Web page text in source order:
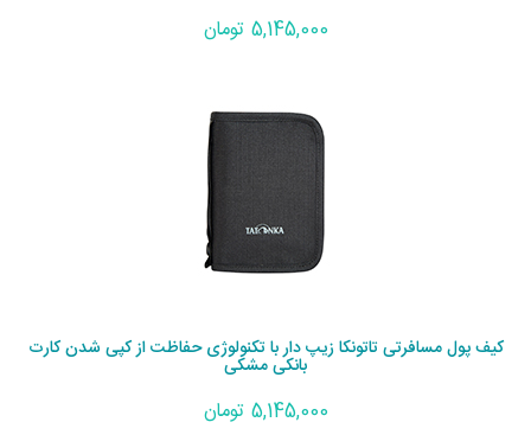
5,145,000 تومان
کیف پول مسافرتی تاتونکا زیپ دار با تکنولوژی حفاظت از کپی شدن کارت
بانکی مشکی
5,145,000 تومان